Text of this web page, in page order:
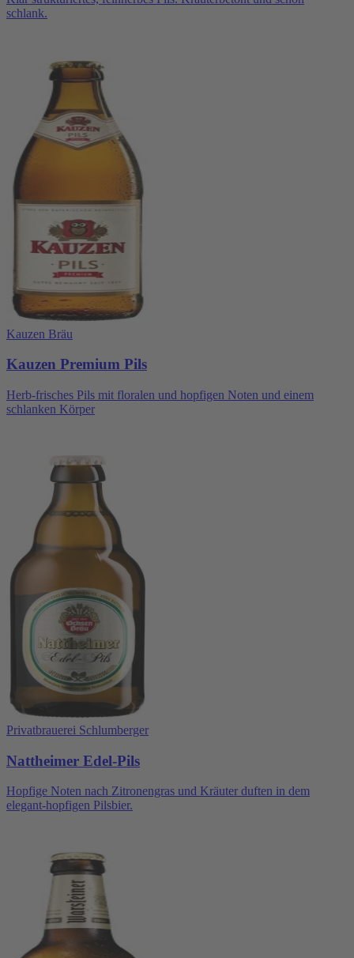
schlank.
Kauzen Bräu
Kauzen Premium Pils
Herb-frisches Pils mit floralen und hopfigen Noten und einem
schlanken Körper
Privatbrauerei Schlumberger
Nattheimer Edel-Pils
Hopfige Noten nach Zitronengras und Kräuter duften in dem
elegant-hopfigen Pilsbier.